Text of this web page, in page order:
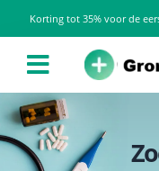
Korting tot 35% voor de